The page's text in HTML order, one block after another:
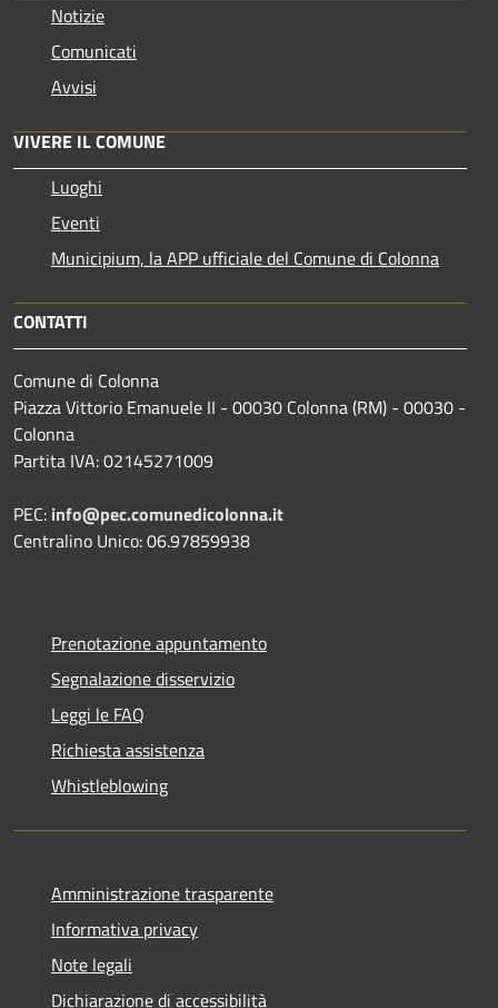
Notizie
Comunicati
Avvisi
VIVERE IL COMUNE
Luoghi
Eventi
Municipium, la APP ufficiale del Comune di Colonna
CONTATTI
Comune di Colonna
Piazza Vittorio Emanuele II - 00030 Colonna (RM) - 00030 -
Colonna
Partita IVA: 02145271009
PEC: info@pec.comunedicolonna.it
Centralino Unico: 06.97859938
Prenotazione appuntamento
Segnalazione disservizio
Leggi le FAQ
Richiesta assistenza
Whistleblowing
Amministrazione trasparente
Informativa privacy
Note legali
Dichiarazione di accessibilità